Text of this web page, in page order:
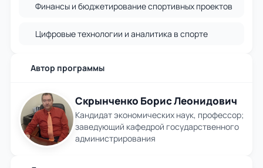
Финансы и бюджетирование спортивных проектов
Цифровые технологии и аналитика в спорте
Автор программы
Скрынченко Борис Леонидович
Кандидат экономических наук, профессор;
заведующий кафедрой государственного
администрирования